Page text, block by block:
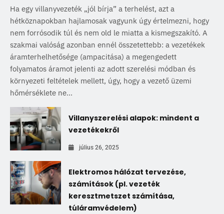
Ha egy villanyvezeték „jól bírja” a terhelést, azt a
hétköznapokban hajlamosak vagyunk úgy értelmezni, hogy
nem forrósodik túl és nem old le miatta a kismegszakító. A
szakmai valóság azonban ennél összetettebb: a vezetékek
áramterhelhetősége (ampacitása) a megengedett
folyamatos áramot jelenti az adott szerelési módban és
környezeti feltételek mellett, úgy, hogy a vezető üzemi
hőmérséklete ne...
Villanyszerelési alapok: mindent a
vezetékekről
július 26, 2025
Elektromos hálózat tervezése,
számítások (pl. vezeték
keresztmetszet számítása,
túláramvédelem)